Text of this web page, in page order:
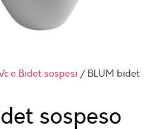
e Bidet sospesi / BLUM bidet
sospeso